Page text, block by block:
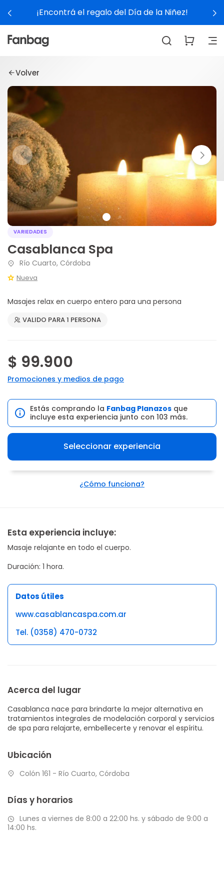
¡Encontrá el regalo del Día de la Niñez!
Volver
VARIEDADES
Casablanca Spa
Río Cuarto, Córdoba
Nueva
Masajes relax en cuerpo entero para una persona
VALIDO PARA 1 PERSONA
$ 99.900
Promociones y medios de pago
Estás comprando la Fanbag Planazos que
incluye esta experiencia junto con 103 más.
Seleccionar experiencia
¿Cómo funciona?
Esta experiencia incluye:
Masaje relajante en todo el cuerpo.
Duración: 1 hora.
Datos útiles
www.casablancaspa.com.ar
Tel. (0358) 470-0732
Acerca del lugar
Casablanca nace para brindarte la mejor alternativa en
tratamientos integrales de modelación corporal y servicios
de spa para relajarte, embellecerte y renovar el espíritu.
Ubicación
Colón 161 - Río Cuarto, Córdoba
Días y horarios
Lunes a viernes de 8:00 a 22:00 hs. y sábado de 9:00 a
14:00 hs.